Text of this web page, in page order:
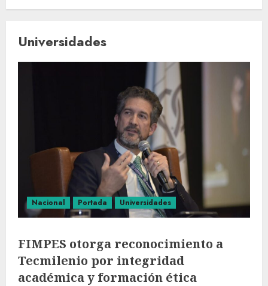
Universidades
Nacional Portada Universidades
FIMPES otorga reconocimiento a
Tecmilenio por integridad
académica y formación ética